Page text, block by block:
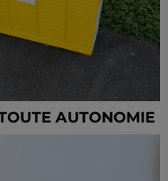
AUTONOMIE